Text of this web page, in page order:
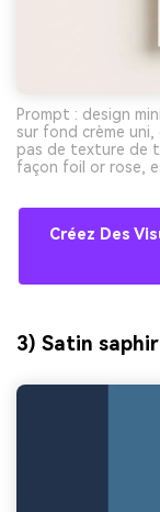
Prompt : design
sur fond crème uni,
pas de texture de
façon foil or rose,
Créez Des
3) Satin